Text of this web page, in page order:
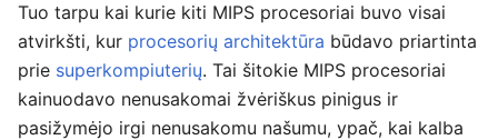
Tuo tarpu kai kurie kiti MIPS procesoriai buvo visai
atvirkšti, kur procesorių architektūra būdavo priartinta
prie superkompiuterių. Tai šitokie MIPS procesoriai
kainuodavo nenusakomai žvėriškus pinigus ir
pasižymėjo irgi nenusakomu našumu, ypač, kai kalba